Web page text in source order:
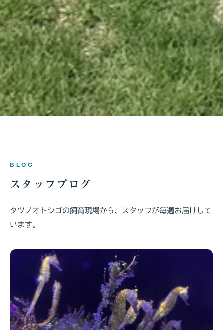
BLOG
スタッフブログ
タツノオトシゴの飼育現場から、スタッフが毎週お届けして
います。